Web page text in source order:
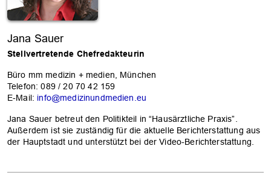
Jana Sauer
Stellvertretende Chefredakteurin
Büro mm medizin + medien, München
Telefon: 089 / 20 70 42 159
E-Mail: info@medizinundmedien.eu
Jana Sauer betreut den Politikteil in “Hausärztliche Praxis”.
Außerdem ist sie zuständig für die aktuelle Berichterstattung aus
der Hauptstadt und unterstützt bei der Video-Berichterstattung.